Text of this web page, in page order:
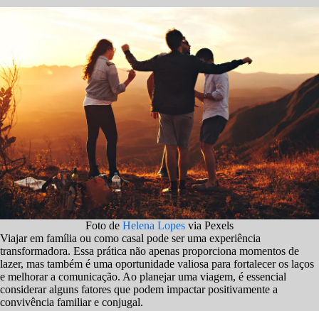
Foto de Helena Lopes via Pexels
Viajar em família ou como casal pode ser uma experiência
transformadora. Essa prática não apenas proporciona momentos de
lazer, mas também é uma oportunidade valiosa para fortalecer os laços
e melhorar a comunicação. Ao planejar uma viagem, é essencial
considerar alguns fatores que podem impactar positivamente a
convivência familiar e conjugal.